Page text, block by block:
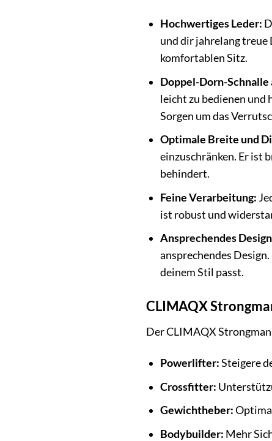
Hochwertiges Leder:
und dir jahrelang
komfortablen Sitz.
Doppel-Dorn-Schnalle
leicht zu bedienen und
Sorgen um das
Optimale Breite und
einzuschränken. Er ist
behindert.
Feine Verarbeitung:
ist robust und
Ansprechendes
ansprechendes
deinem Stil passt.
CLIMAQX
Der CLIMAQX
Powerlifter:Steigere
Crossfitter:
Gewichtheber:
Bodybuilder: Mehr